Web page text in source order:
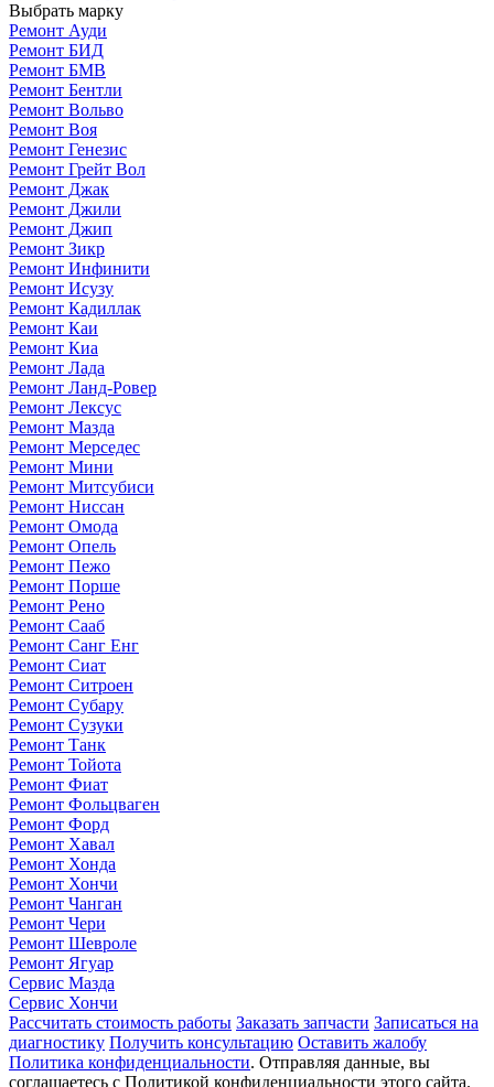
Выбрать марку
Ремонт Ауди
Ремонт БИД
Ремонт БМВ
Ремонт Бентли
Ремонт Вольво
Ремонт Воя
Ремонт Генезис
Ремонт Грейт Вол
Ремонт Джак
Ремонт Джили
Ремонт Джип
Ремонт Зикр
Ремонт Инфинити
Ремонт Исузу
Ремонт Кадиллак
Ремонт Каи
Ремонт Киа
Ремонт Лада
Ремонт Ланд-Ровер
Ремонт Лексус
Ремонт Мазда
Ремонт Мерседес
Ремонт Мини
Ремонт Митсубиси
Ремонт Ниссан
Ремонт Омода
Ремонт Опель
Ремонт Пежо
Ремонт Порше
Ремонт Рено
Ремонт Сааб
Ремонт Санг Енг
Ремонт Сиат
Ремонт Ситроен
Ремонт Субару
Ремонт Сузуки
Ремонт Танк
Ремонт Тойота
Ремонт Фиат
Ремонт Фольцваген
Ремонт Форд
Ремонт Хавал
Ремонт Хонда
Ремонт Хончи
Ремонт Чанган
Ремонт Чери
Ремонт Шевроле
Ремонт Ягуар
Сервис Мазда
Сервис Хончи
Рассчитать стоимость работы Заказать запчасти Записаться на
диагностику Получить консультацию Оставить жалобу
Политика конфиденциальности. Отправляя данные, вы
соглашаетесь с Политикой конфиденциальности этого сайта.